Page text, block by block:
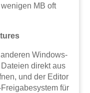
MB oft
Windows-
direkt aus
und der Editor
für